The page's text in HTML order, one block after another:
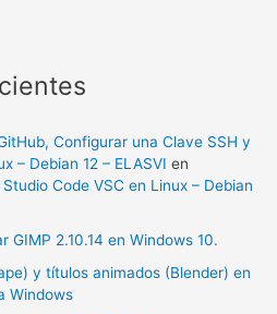
Configurar una Clave SSH y
– Debian 12 – ELASVI en
Code VSC en Linux – Debian
GIMP 2.10.14 en Windows 10.
y títulos animados (Blender) en
Windows